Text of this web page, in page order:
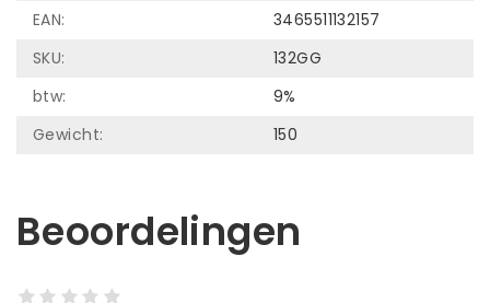
EAN:
3465511132157
SKU:
132GG
btw:
9%
Gewicht:
150
Beoordelingen